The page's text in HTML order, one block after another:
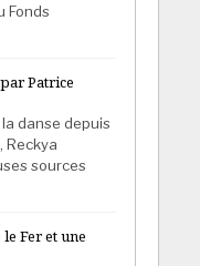
Fonds
Patrice
danse depuis
Reckya
sources
le Fer et une